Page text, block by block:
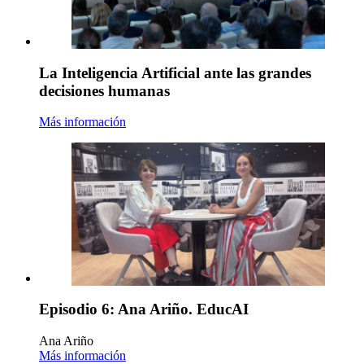
La Inteligencia Artificial ante las grandes
decisiones humanas
Más información
Episodio 6: Ana Ariño. EducAI
Ana Ariño
Más información